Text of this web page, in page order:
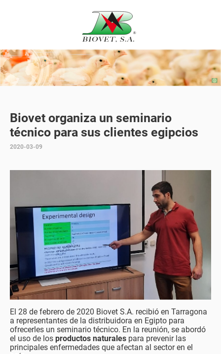
Biovet organiza un seminario
técnico para sus clientes egipcios
2020-03-09
El 28 de febrero de 2020 Biovet S.A. recibió en Tarragona
a representantes de la distribuidora en Egipto para
ofrecerles un seminario técnico. En la reunión, se abordó
el uso de los productos naturales para prevenir las
principales enfermedades que afectan al sector en el